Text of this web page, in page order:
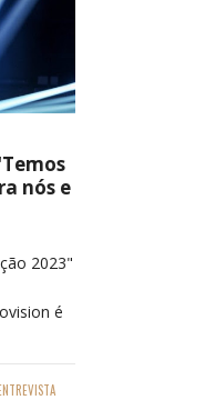
nós e
2023"
é